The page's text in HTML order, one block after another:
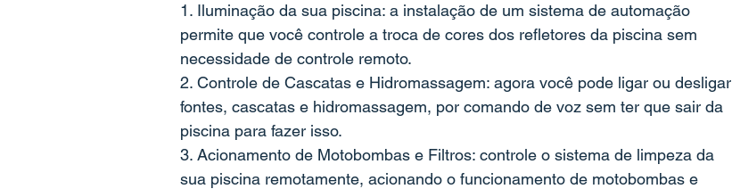
1. Iluminação da sua piscina: a instalação de um sistema de automação
permite que você controle a troca de cores dos refletores da piscina sem
necessidade de controle remoto.
2. Controle de Cascatas e Hidromassagem: agora você pode ligar ou desligar
fontes, cascatas e hidromassagem, por comando de voz sem ter que sair da
piscina para fazer isso.
3. Acionamento de Motobombas e Filtros: controle o sistema de limpeza da
sua piscina remotamente, acionando o funcionamento de motobombas e